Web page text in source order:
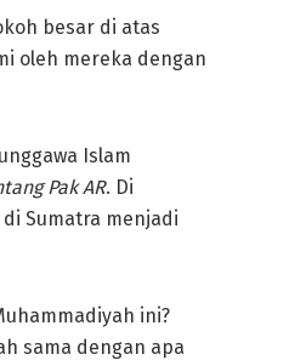
besar di atas
oleh mereka dengan
Islam
Pak AR. Di
Sumatra menjadi
ini?
sama dengan apa